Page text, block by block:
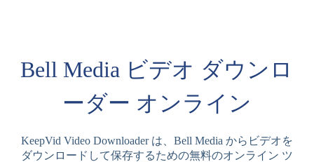
Bell Media ビデオ ダウンロ
ーダー オンライン
KeepVid Video Downloader は、Bell Media からビデオを
ダウンロードして保存するための無料のオンライン ツ